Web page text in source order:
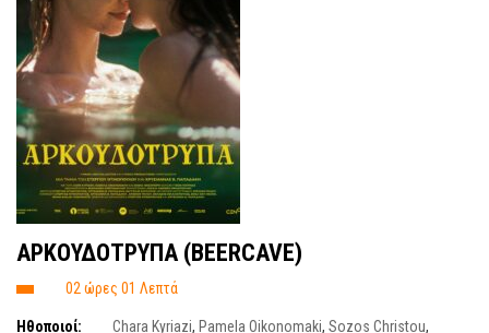
ΑΡΚΟΥΔΟΤΡΥΠΑ (BEERCAVE)
02 ώρες 01 Λεπτά
Ηθοποιοί: Chara Kyriazi, Pamela Oikonomaki, Sozos Christou,